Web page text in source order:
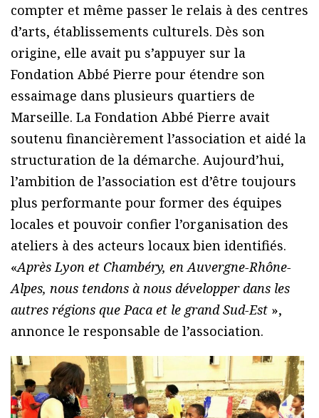
compter et même passer le relais à des centres
d’arts, établissements culturels. Dès son
origine, elle avait pu s’appuyer sur la
Fondation Abbé Pierre pour étendre son
essaimage dans plusieurs quartiers de
Marseille. La Fondation Abbé Pierre avait
soutenu financièrement l’association et aidé la
structuration de la démarche. Aujourd’hui,
l’ambition de l’association est d’être toujours
plus performante pour former des équipes
locales et pouvoir confier l’organisation des
ateliers à des acteurs locaux bien identifiés.
«Après Lyon et Chambéry, en Auvergne-Rhône-
Alpes, nous tendons à nous développer dans les
autres régions que Paca et le grand Sud-Est »,
annonce le responsable de l’association.